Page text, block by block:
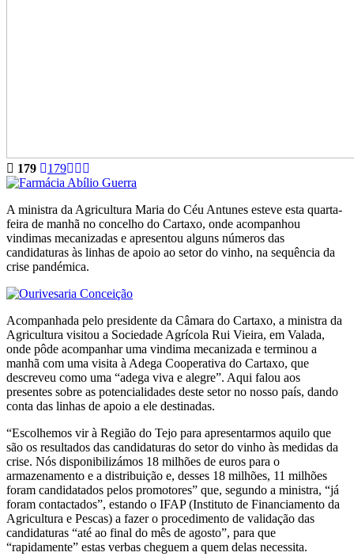
179 179
A ministra da Agricultura Maria do Céu Antunes esteve esta quarta-
feira de manhã no concelho do Cartaxo, onde acompanhou
vindimas mecanizadas e apresentou alguns números das
candidaturas às linhas de apoio ao setor do vinho, na sequência da
crise pandémica.
Acompanhada pelo presidente da Câmara do Cartaxo, a ministra da
Agricultura visitou a Sociedade Agrícola Rui Vieira, em Valada,
onde pôde acompanhar uma vindima mecanizada e terminou a
manhã com uma visita à Adega Cooperativa do Cartaxo, que
descreveu como uma “adega viva e alegre”. Aqui falou aos
presentes sobre as potencialidades deste setor no nosso país, dando
conta das linhas de apoio a ele destinadas.
“Escolhemos vir à Região do Tejo para apresentarmos aquilo que
são os resultados das candidaturas do setor do vinho às medidas da
crise. Nós disponibilizámos 18 milhões de euros para o
armazenamento e a distribuição e, desses 18 milhões, 11 milhões
foram candidatados pelos promotores” que, segundo a ministra, “já
foram contactados”, estando o IFAP (Instituto de Financiamento da
Agricultura e Pescas) a fazer o procedimento de validação das
candidaturas “até ao final do mês de agosto”, para que
“rapidamente” estas verbas cheguem a quem delas necessita.